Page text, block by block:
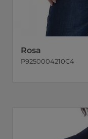
Rosa
P9250004210C4